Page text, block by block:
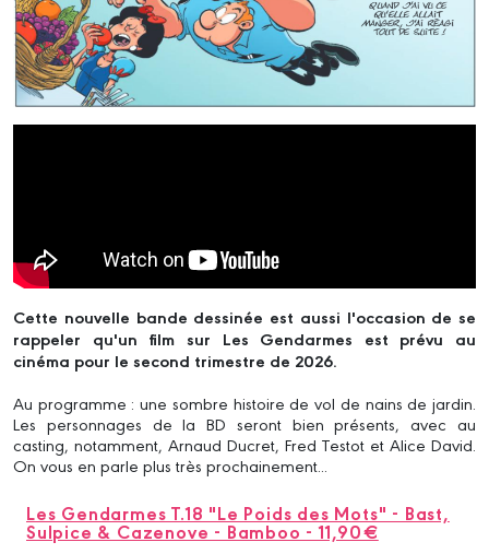
Cette nouvelle bande dessinée est aussi l'occasion de se
rappeler qu'un film sur Les Gendarmes est prévu au
cinéma pour le second trimestre de 2026.
Au programme : une sombre histoire de vol de nains de jardin.
Les personnages de la BD seront bien présents, avec au
casting, notamment, Arnaud Ducret, Fred Testot et Alice David.
On vous en parle plus très prochainement...
Les Gendarmes T.18 "Le Poids des Mots" - Bast,
Sulpice & Cazenove - Bamboo - 11,90€